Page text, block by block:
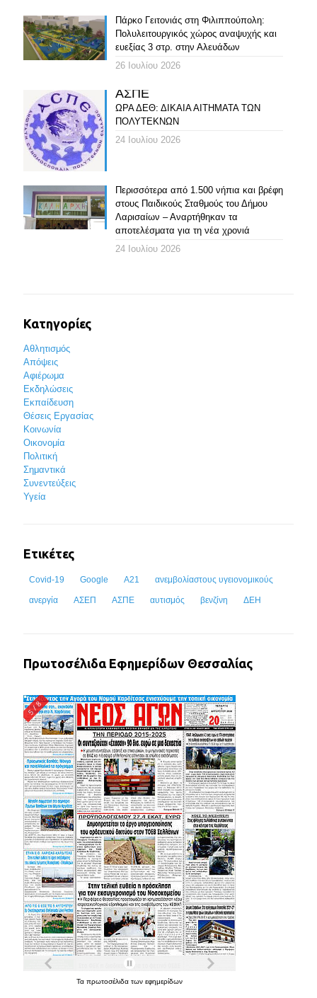
Πάρκο Γειτονιάς στη Φιλιππούπολη:
Πολυλειτουργικός χώρος αναψυχής και
ευεξίας 3 στρ. στην Αλευάδων
26 Ιουλίου 2026
ΑΣΠΕ
ΩΡΑ ΔΕΘ: ΔΙΚΑΙΑ ΑΙΤΗΜΑΤΑ ΤΩΝ
ΠΟΛΥΤΕΚΝΩΝ
24 Ιουλίου 2026
Περισσότερα από 1.500 νήπια και βρέφη
στους Παιδικούς Σταθμούς του Δήμου
Λαρισαίων – Αναρτήθηκαν τα
αποτελέσματα για τη νέα χρονιά
24 Ιουλίου 2026
Κατηγορίες
Αθλητισμός
Απόψεις
Αφιέρωμα
Εκδηλώσεις
Εκπαίδευση
Θέσεις Εργασίας
Κοινωνία
Οικονομία
Πολιτική
Σημαντικά
Συνεντεύξεις
Υγεία
Ετικέτες
Covid-19 Google Α21 ανεμβολίαστους υγειονομικούς
ανεργία ΑΣΕΠ ΑΣΠΕ αυτισμός βενζίνη ΔΕΗ
Πρωτοσέλιδα Εφημερίδων Θεσσαλίας
Τα πρωτοσέλιδα των εφημερίδων